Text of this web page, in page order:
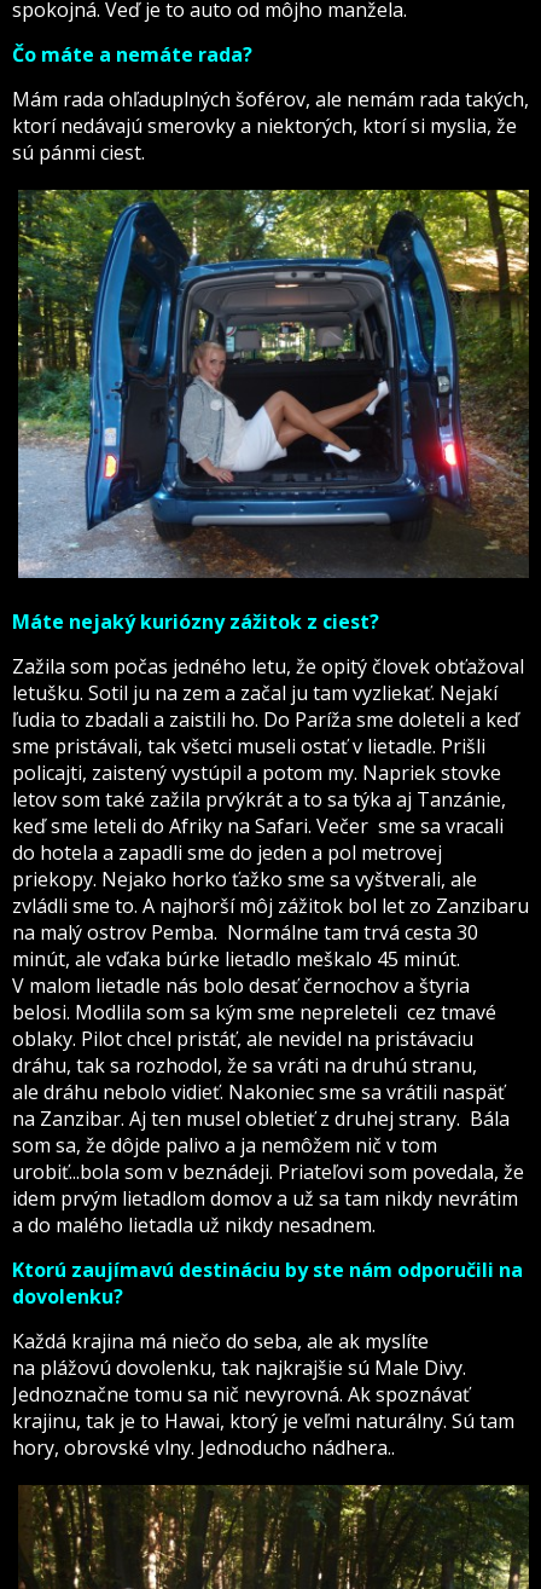
spokojná. Veď je to auto od môjho manžela.
Čo máte a nemáte rada?
Mám rada ohľaduplných šoférov, ale nemám rada takých,
ktorí nedávajú smerovky a niektorých, ktorí si myslia, že
sú pánmi ciest.
Máte nejaký kuriózny zážitok z ciest?
Zažila som počas jedného letu, že opitý človek obťažoval
letušku. Sotil ju na zem a začal ju tam vyzliekať. Nejakí
ľudia to zbadali a zaistili ho. Do Paríža sme doleteli a keď
sme pristávali, tak všetci museli ostať v lietadle. Prišli
policajti, zaistený vystúpil a potom my. Napriek stovke
letov som také zažila prvýkrát a to sa týka aj Tanzánie,
keď sme leteli do Afriky na Safari. Večer sme sa vracali
do hotela a zapadli sme do jeden a pol metrovej
priekopy. Nejako horko ťažko sme sa vyštverali, ale
zvládli sme to. A najhorší môj zážitok bol let zo Zanzibaru
na malý ostrov Pemba. Normálne tam trvá cesta 30
minút, ale vďaka búrke lietadlo meškalo 45 minút.
V malom lietadle nás bolo desať černochov a štyria
belosi. Modlila som sa kým sme nepreleteli cez tmavé
oblaky. Pilot chcel pristáť, ale nevidel na pristávaciu
dráhu, tak sa rozhodol, že sa vráti na druhú stranu,
ale dráhu nebolo vidieť. Nakoniec sme sa vrátili naspäť
na Zanzibar. Aj ten musel obletieť z druhej strany. Bála
som sa, že dôjde palivo a ja nemôžem nič v tom
urobiť...bola som v beznádeji. Priateľovi som povedala, že
idem prvým lietadlom domov a už sa tam nikdy nevrátim
a do malého lietadla už nikdy nesadnem.
Ktorú zaujímavú destináciu by ste nám odporučili na
dovolenku?
Každá krajina má niečo do seba, ale ak myslíte
na plážovú dovolenku, tak najkrajšie sú Male Divy.
Jednoznačne tomu sa nič nevyrovná. Ak spoznávať
krajinu, tak je to Hawai, ktorý je veľmi naturálny. Sú tam
hory, obrovské vlny. Jednoducho nádhera..